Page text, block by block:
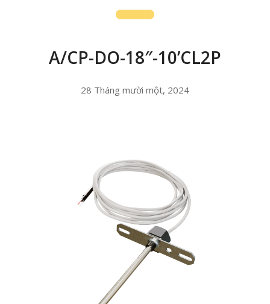
A/CP-DO-18″-10’CL2P
28 Tháng mười một, 2024